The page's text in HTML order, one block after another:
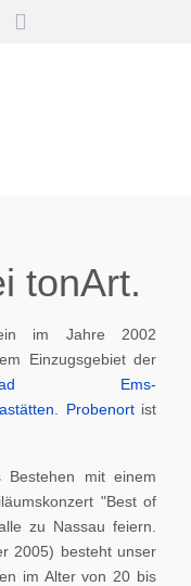
tonArt.
im Jahre 2002
Einzugsgebiet der
Ems-
Probenortist
Bestehen mit einem
"Best of
zu Nassau feiern.
2005) besteht unser
im Alter von 20 bis